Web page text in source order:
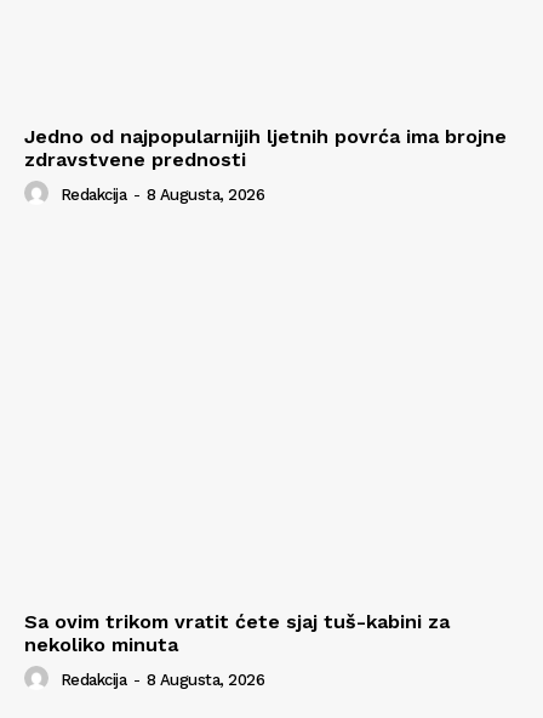
Jedno od najpopularnijih ljetnih povrća ima brojne
zdravstvene prednosti
Redakcija - 8 Augusta, 2026
Sa ovim trikom vratit ćete sjaj tuš-kabini za
nekoliko minuta
Redakcija - 8 Augusta, 2026